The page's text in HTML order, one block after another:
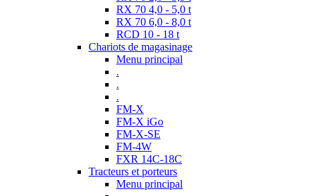
RX 70 4,0 - 5,0 t
RX 70 6,0 - 8,0 t
RCD 10 - 18 t
Chariots de magasinage
Menu principal
.
.
.
FM-X
FM-X iGo
FM-X-SE
FM-4W
FXR 14C-18C
Tracteurs et porteurs
Menu principal